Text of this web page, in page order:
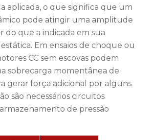
aplicada, o que significa que um
pode atingir uma amplitude
do que a indicada em sua
Em ensaios de choque ou
CC sem escovas podem
sobrecarga momentânea de
gerar força adicional por alguns
são necessários circuitos
de pressão